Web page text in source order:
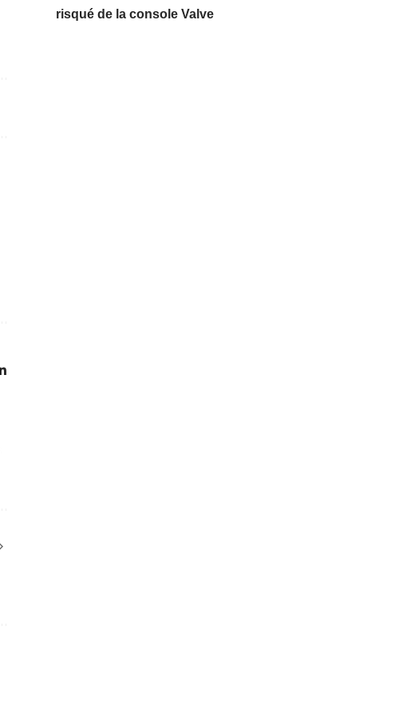
risqué de la console Valve